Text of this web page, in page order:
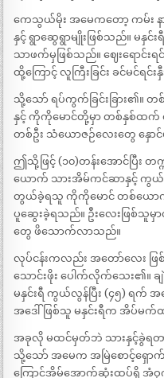
ကေသွယ်မိုး အမေကတော့ ကမ်း နာ
နှင့် ရွာဆွေရွာမျိုးဖြစ်သည်။ မ
သာဖက်မှဖြစ်သည်။ ဈေးရောင်းရ
ထို့ကြောင့် လူကြီးခြင်း ခင်မင်ရင်းနှီ
သို့သော် ရပ်ကွက်ခြင်းခြား၏။ တ
နှင့် ကိုကိုမောင်တို့မှာ တစ်နှစ်ထက်
တစ်ဦး သံယောဇဉ်လေးတွေ နှော
ဤသို့ဖြင့် (၁၀)တန်းအောင်ပြီး
ယောက် သားအိမ်ကင်ဆာနှင့် ကွ
တွယ်ခဲ့ရသူ ကိုကိုမောင် တစ်ယောက်
ပူဆွေးခဲ့ရသည်။ ဦးလေးဖြစ်သူ
တွေ ဖိသောက်လာသည်။
လုပ်ငန်းကလည်း အတော်လေး ဖ
သောင်းဖိုး ပေါက်လိုက်သေး၏။ ခ
မနှင်းရီ ကွယ်လွန်ပြီး (၄၅) ရ
အဒေါ်ဖြစ်သူ မနှင်းရီက အိပ်မက်
အခုလို မထင်မှတ်ဘဲ သားနှင့်ခွဲရတာ
သို့သော် အမေက အမြဲစောင့်ရှောက် သွ
ကြောင်အိမ်အောက်ဆုံးထပ်ရှိ အံဝှ